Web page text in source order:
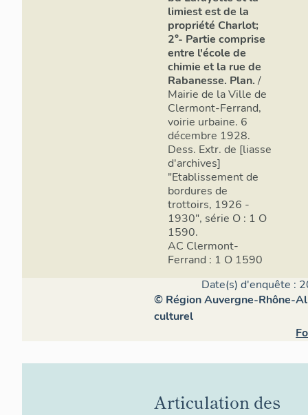
limiest est de la
propriété Charlot;
2°- Partie comprise
entre l'école de
chimie et la rue de
Rabanesse. Plan. /
Mairie de la Ville de
Clermont-Ferrand,
voirie urbaine. 6
décembre 1928.
Dess. Extr. de [liasse
d'archives]
"Etablissement de
bordures de
trottoirs, 1926 -
1930", série O : 1 O
1590.
AC Clermont-
Ferrand : 1 O 1590
Date(s) d'enquête :
© Région Auvergne-Rhône-
culturel
Articulation des